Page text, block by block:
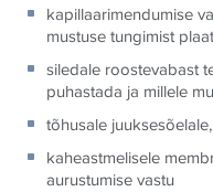
kapillaarimendumise
mustuse tungimist
siledale roostevabast
puhastada ja millele
tõhusale
kaheastmelisele
aurustumise vastu